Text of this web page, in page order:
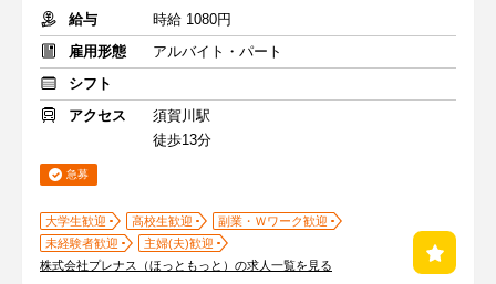
給与
時給 1080円
雇用形態
アルバイト・パート
シフト
アクセス
須賀川駅
徒歩13分
急募
大学生歓迎 高校生歓迎
副業・Ｗワーク歓迎
未経験者歓迎
主婦(夫)歓迎
株式会社プレナス（ほっともっと）の求人一覧を見る